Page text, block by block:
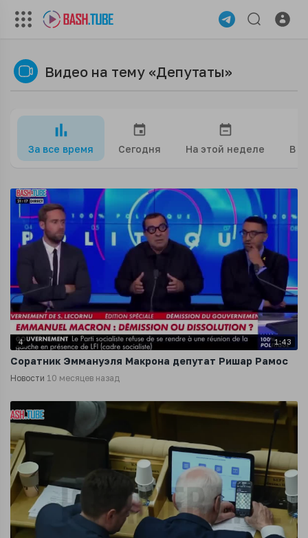
Видео на тему «Депутаты»
За все время Сегодня На этой неделе В
4 1:43
Соратник Эммануэля Макрона депутат Ришар Рамос
Новости 10 месяцев назад